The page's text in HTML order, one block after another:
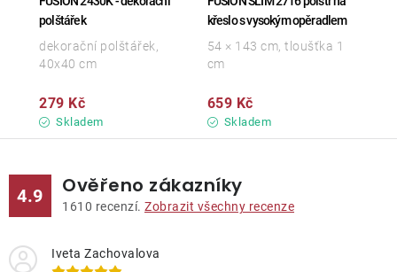
polštářek
Skladem
279 Kč
dekorační polštářek,
40x40 cm
křeslo s vysokým opěradlem
Skladem
659 Kč
54 × 143 cm, tloušťka 1
cm
4.9 Ověřeno zákazníky
1610 recenzí. Zobrazit všechny recenze
Iveta Zachovalova